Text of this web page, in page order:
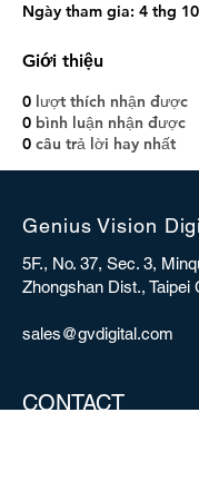
Ngày tham gia: 4 thg
Giới thiệu
0 lượt thích nhận được
0 bình luận nhận được
0 câu trả lời hay nhất
Genius Vision
5F., No. 37, Sec. 3,
Zhongshan Dist., Taipei
sales@gvdigital.com
CONTACT